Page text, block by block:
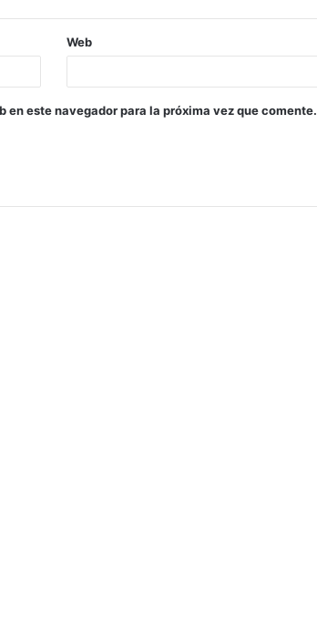
Web
este navegador para la próxima vez que comente.